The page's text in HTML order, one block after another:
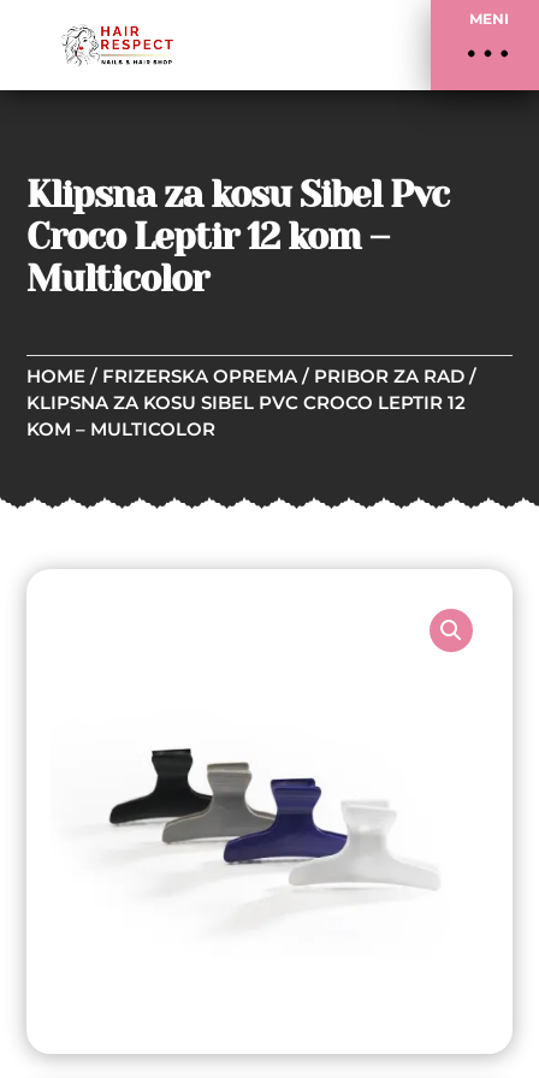
MENI
Klipsna za kosu Sibel Pvc
Croco Leptir 12 kom –
Multicolor
HOME / FRIZERSKA OPREMA / PRIBOR ZA RAD /
KLIPSNA ZA KOSU SIBEL PVC CROCO LEPTIR 12
KOM – MULTICOLOR